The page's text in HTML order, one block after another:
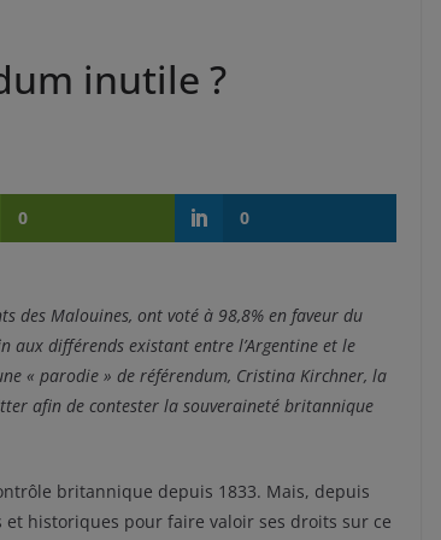
inutile ?
0 0
des Malouines, ont voté à 98,8% en faveur du
aux différends existant entre l’Argentine et le
« parodie » de référendum, Cristina Kirchner, la
afin de contester la souveraineté britannique
britannique depuis 1833. Mais, depuis
et historiques pour faire valoir ses droits sur ce